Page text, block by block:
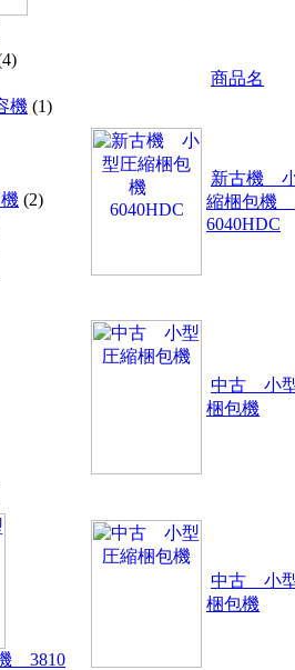
機 (1)
(2)
3810
商品名
新古機
縮梱包機
6040HDC
中古 小
梱包機
中古 小
梱包機